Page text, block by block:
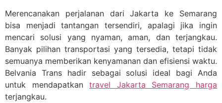
Merencanakan perjalanan dari Jakarta ke Semarang
bisa menjadi tantangan tersendiri, apalagi jika ingin
mencari solusi yang nyaman, aman, dan terjangkau.
Banyak pilihan transportasi yang tersedia, tetapi tidak
semuanya memberikan kenyamanan dan efisiensi waktu.
Belvania Trans hadir sebagai solusi ideal bagi Anda
untuk mendapatkantravel Jakarta Semarang harga
terjangkau.